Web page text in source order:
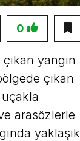
0
yangın
çıkan
arasözlerle
yaklaşık